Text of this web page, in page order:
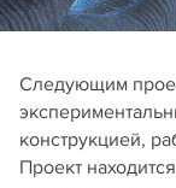
Следующим
конструкцией,
Проект